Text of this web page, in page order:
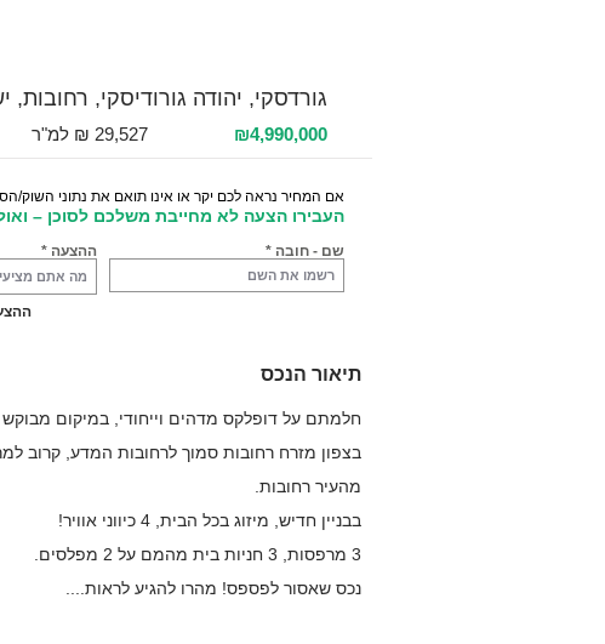
גורדסקי, יהודה גורודיסקי, רחובות,
₪4,990,000
תיאור הנכס
חלמתם על דופלקס מדהים וייחודי, במיקום
בצפון מזרח רחובות סמוך לרחובות המדע, קרוב
מהעיר רחובות.
בבניין חדיש, מיזוג בכל הבית, 4 כיווני אוויר!
3 מרפסות, 3 חניות בית מהמם על 2 מפלסים.
נכס שאסור לפספס! מהרו להגיע לראות....
אם המחיר נראה לכם יקר או אינו תואם את נתוני השוק/
העבירו הצעה לא מחייבת משלכם לסוכן –
ההצעה שם - חובה